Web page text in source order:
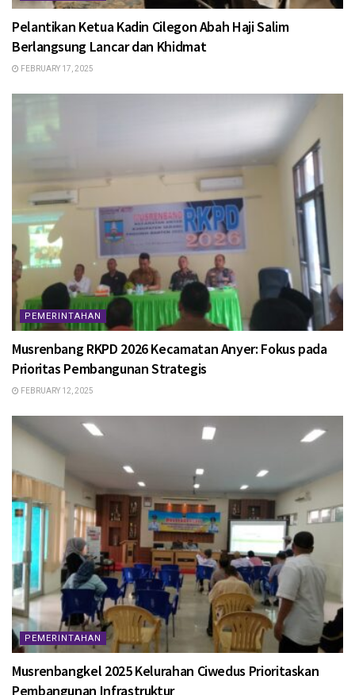
Pelantikan Ketua Kadin Cilegon Abah Haji Salim
Berlangsung Lancar dan Khidmat
FEBRUARY 17, 2025
PEMERINTAHAN
Musrenbang RKPD 2026 Kecamatan Anyer: Fokus pada
Prioritas Pembangunan Strategis
FEBRUARY 12, 2025
PEMERINTAHAN
Musrenbangkel 2025 Kelurahan Ciwedus Prioritaskan
Pembangunan Infrastruktur